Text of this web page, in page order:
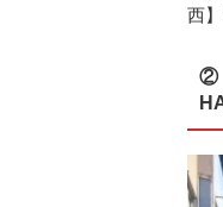
西
②